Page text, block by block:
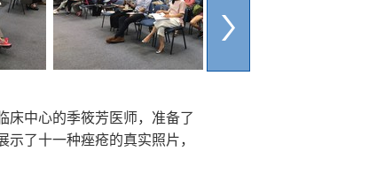
床中心的季筱芳医师，准备了
了十一种痤疮的真实照片，